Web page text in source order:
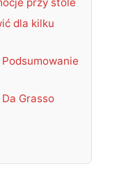
dla kilku
Grasso